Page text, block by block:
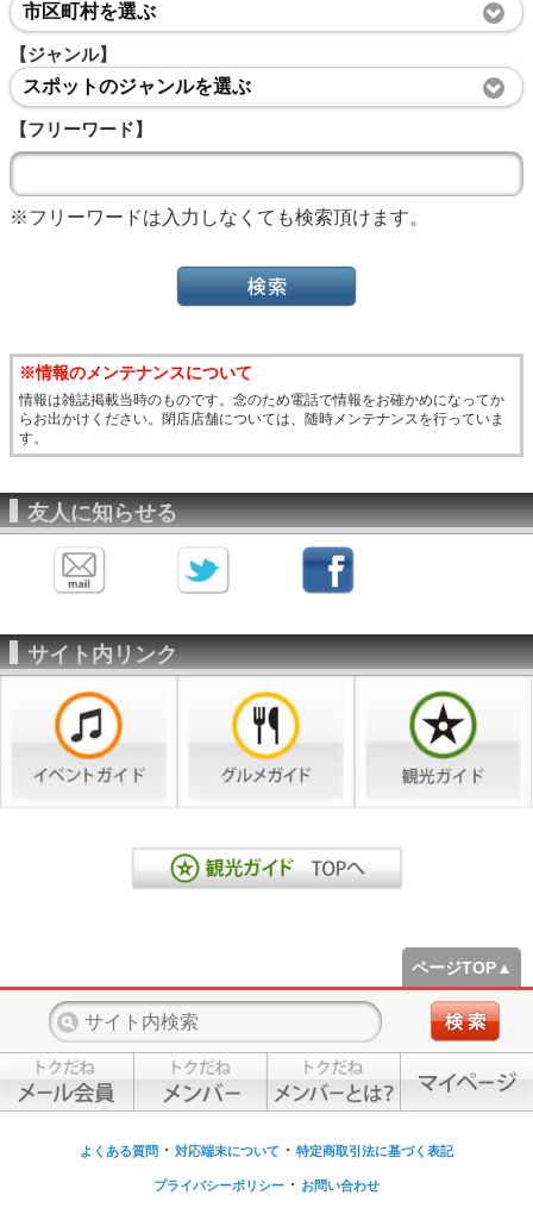
市区町村を選ぶ
【ジャンル】
スポットのジャンルを選ぶ
【フリーワード】
※フリーワードは入力しなくても検索頂けます。
※情報のメンテナンスについて
情報は雑誌掲載当時のものです。念のため電話で情報をお確かめになってか
らお出かけください。閉店店舗については、随時メンテナンスを行っていま
す。
友人に知らせる
サイト内リンク
ページTOP▲
よくある質問 ・ 対応端末について ・ 特定商取引法に基づく表記
プライバシーポリシー ・ お問い合わせ